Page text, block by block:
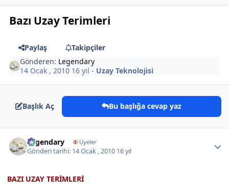
Bazı Uzay Terimleri
Paylaş
Takipçiler
Gönderen: Legendary
14 Ocak , 2010 16 yıl - Uzay Teknolojisi
Başlık Aç Bu başlığa cevap yaz
Legendary ΦÜyeler
Gönderi tarihi: 14 Ocak , 2010 16 yıl
BAZI UZAY TERİMLERİ